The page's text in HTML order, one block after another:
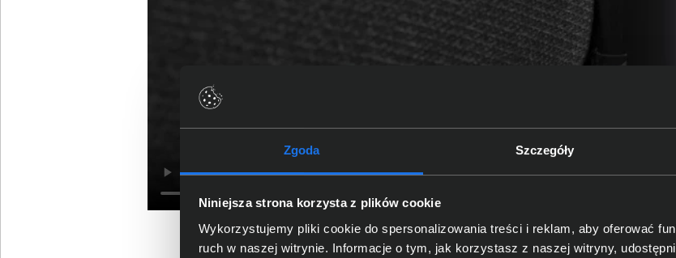
Zgoda Szczegóły
Niniejsza strona korzysta z plików cookie
Wykorzystujemy pliki cookie do spersonalizowania treści i reklam, aby oferować
ruch w naszej witrynie. Informacje o tym, jak korzystasz z naszej witryny,